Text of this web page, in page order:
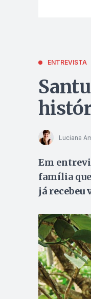
ENTREVISTA
Luciana
Em
família
já